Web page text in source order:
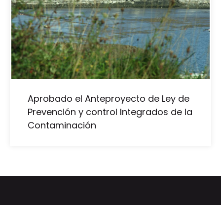
Aprobado el Anteproyecto de Ley de
Prevención y control Integrados de la
Contaminación